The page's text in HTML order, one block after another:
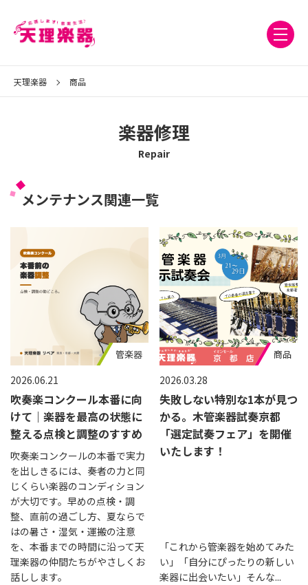
天理楽器 商品
楽器修理
Repair
メンテナンス関連一覧
2026.06.21
吹奏楽コンクール本番に向
けて｜楽器を最高の状態に
整える点検と調整のすすめ
吹奏楽コンクールの本番で実力
を出しきるには、奏者の力と同
じくらい楽器のコンディション
が大切です。早めの点検・調
整、直前の過ごし方、夏ならで
はの暑さ・湿気・運搬の注意
を、本番までの時間に沿って天
理楽器の仲間たちがやさしくお
話しします。
管楽器
2026.03.28
失敗しない特別な1本が見つ
かる。木管楽器試奏京都
「選定試奏フェア」を開催
いたします！
「これから管楽器を始めてみた
い」「自分にぴったりの新しい
楽器に出会いたい」そんな...
商品